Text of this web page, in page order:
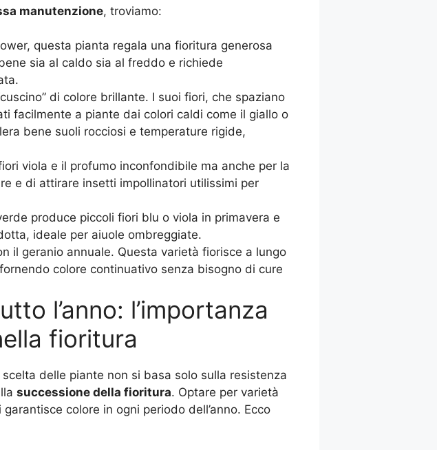
manutenzione, troviamo:
questa pianta regala una fioritura generosa
sia al caldo sia al freddo e richiede
di colore brillante. I suoi fiori, che spaziano
facilmente a piante dai colori caldi come il giallo o
bene suoli rocciosi e temperature rigide,
viola e il profumo inconfondibile ma anche per la
e di attirare insetti impollinatori utilissimi per
produce piccoli fiori blu o viola in primavera e
ideale per aiuole ombreggiate.
il geranio annuale. Questa varietà fiorisce a lungo
colore continuativo senza bisogno di cure
l’anno: l’importanza
fioritura
scelta delle piante non si basa solo sulla resistenza
successione della fioritura. Optare per varietà
colore in ogni periodo dell’anno. Ecco